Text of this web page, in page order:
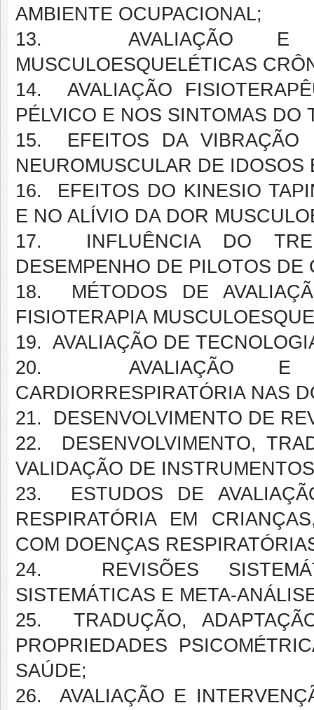
AMBIENTE OCUPACIONAL;
13. AVALIAÇÃO E
MUSCULOESQUELÉTICAS
14. AVALIAÇÃO
PÉLVICO E NOS SINTOMAS
15. EFEITOS DA VIBRAÇÃO
NEUROMUSCULAR DE
16. EFEITOS DO KINESIO
E NO ALÍVIO DA DOR
17. INFLUÊNCIA DO
DESEMPENHO DE PILOTOS
18. MÉTODOS DE
FISIOTERAPIA
19. AVALIAÇÃO DE
20. AVALIAÇÃO E
CARDIORRESPIRATÓRIA NAS
21. DESENVOLVIMENTO DE
22. DESENVOLVIMENTO,
VALIDAÇÃO DE
23. ESTUDOS DE
RESPIRATÓRIA EM
COM DOENÇAS
24. REVISÕES
SISTEMÁTICAS E META-
25. TRADUÇÃO,
PROPRIEDADES
SAÚDE;
26. AVALIAÇÃO E